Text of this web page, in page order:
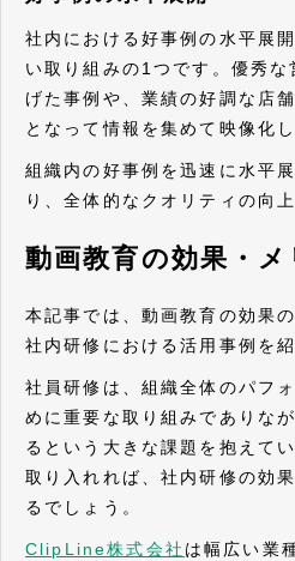
社内における好事例の水平展
い取り組みの1つです。優秀
げた事例や、業績の好調な店
となって情報を集めて映像化
組織内の好事例を迅速に水平
り、全体的なクオリティの向
動画教育の効果・
本記事では、動画教育の効果
社内研修における活用事例を
社員研修は、組織全体のパフ
めに重要な取り組みでありな
るという大きな課題を抱えて
取り入れれば、社内研修の効
るでしょう。
ClipLine株式会社 は幅広い業